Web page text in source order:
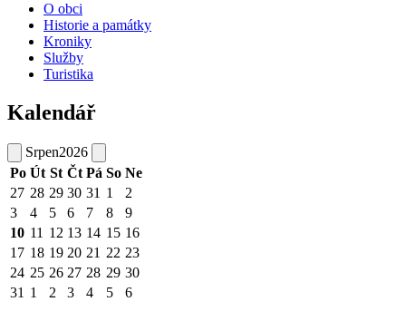
O obci
Historie a památky
Kroniky
Služby
Turistika
Kalendář
Srpen2026
Po Út St Čt Pá So Ne
27 28 29 30 31 1
2
3
4 5 6 7 8
9
10 11 12 13 14 15 16
17 18 19 20 21 22 23
24 25 26 27 28 29 30
31 1 2 3 4 5 6